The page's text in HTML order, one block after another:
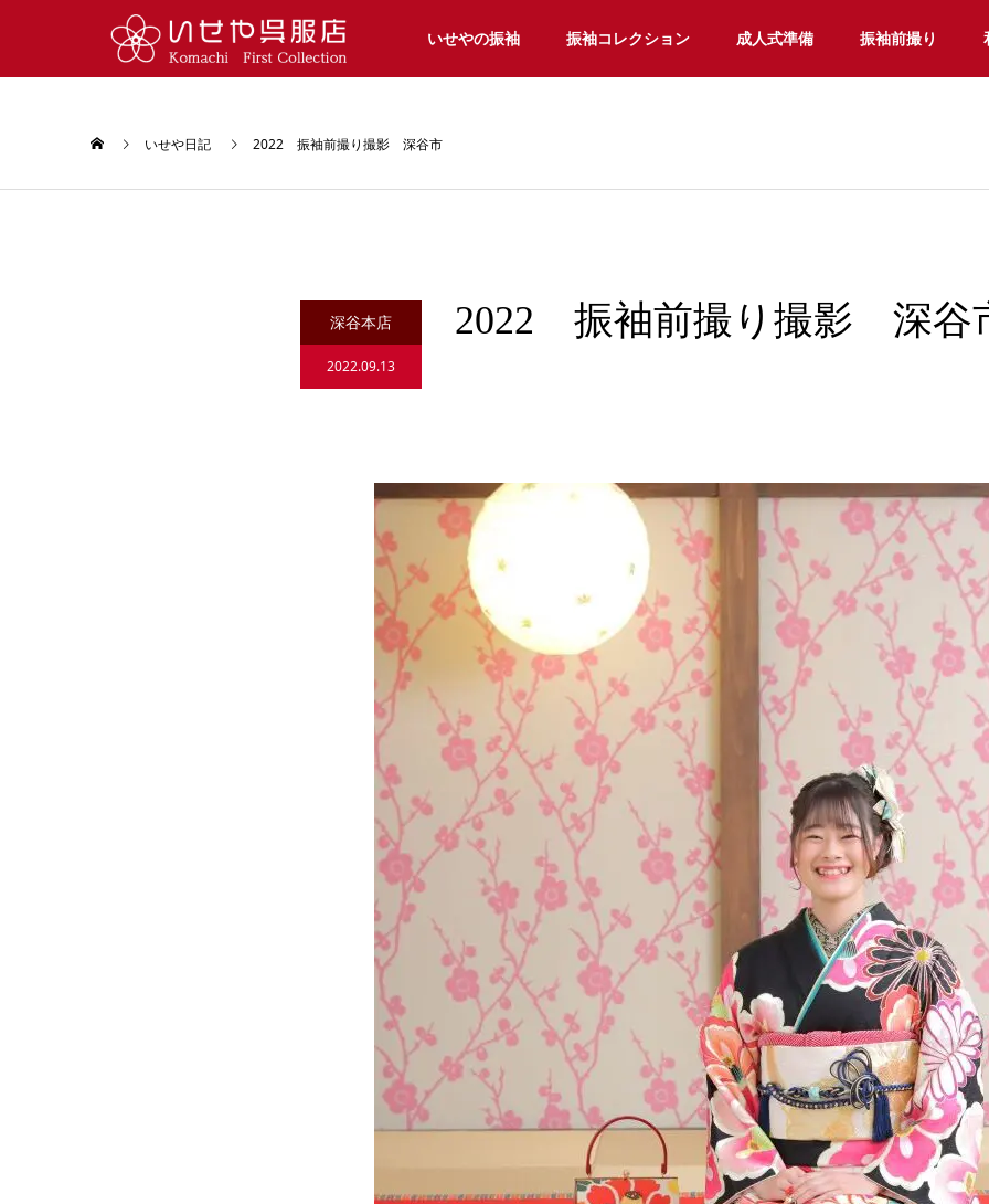
いせやの振袖 振袖コレクション 成人式準備 振袖前撮り
いせや日記 2022 振袖前撮り撮影 深谷市
深谷本店
2022.09.13
2022 振袖前撮り撮影 深谷